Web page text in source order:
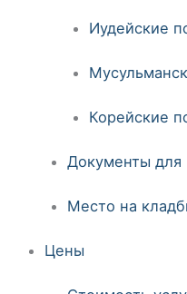
Иудейские
Корейские
Документы для
Место на
Цены